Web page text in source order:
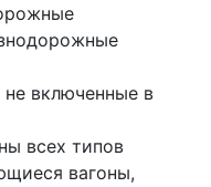
не включенные в
всех типов
вагоны,